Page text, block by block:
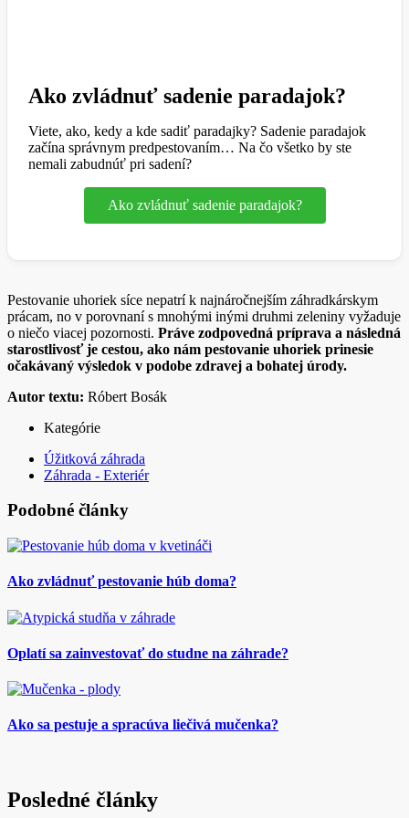
Ako zvládnuť sadenie paradajok?
Viete, ako, kedy a kde sadiť paradajky? Sadenie paradajok
začína správnym predpestovaním… Na čo všetko by ste
nemali zabudnúť pri sadení?
Ako zvládnuť sadenie paradajok?
Pestovanie uhoriek síce nepatrí k najnáročnejším záhradkárskym
prácam, no v porovnaní s mnohými inými druhmi zeleniny vyžaduje
o niečo viacej pozornosti. Práve zodpovedná príprava a následná
starostlivosť je cestou, ako nám pestovanie uhoriek prinesie
očakávaný výsledok v podobe zdravej a bohatej úrody.
Autor textu: Róbert Bosák
Kategórie
Úžitková záhrada
Záhrada - Exteriér
Podobné články
Ako zvládnuť pestovanie húb doma?
Oplatí sa zainvestovať do studne na záhrade?
Ako sa pestuje a spracúva liečivá mučenka?
Posledné články